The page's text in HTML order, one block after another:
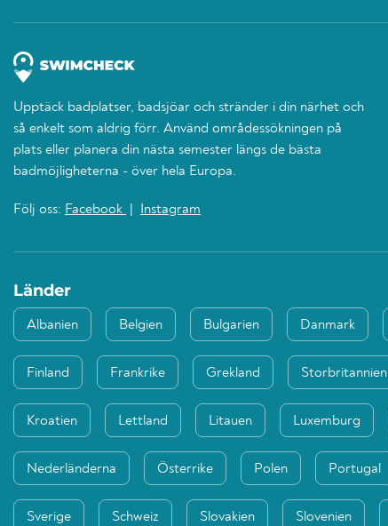
Upptäck badplatser, badsjöar och stränder i din närhet och
så enkelt som aldrig förr. Använd områdessökningen på
plats eller planera din nästa semester längs de bästa
badmöjligheterna - över hela Europa.
Följ oss: Facebook Instagram
Länder
Albanien Belgien Bulgarien Danmark
Finland Frankrike Grekland Storbritannien
Kroatien Lettland Litauen Luxemburg
Nederländerna Österrike Polen Portugal
Sverige Schweiz Slovakien Slovenien